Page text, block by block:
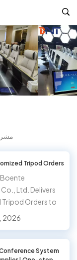
Tripod Orders
Ltd. Delivers
Orders to
Quality
Co., Ltd.
a
2026
System